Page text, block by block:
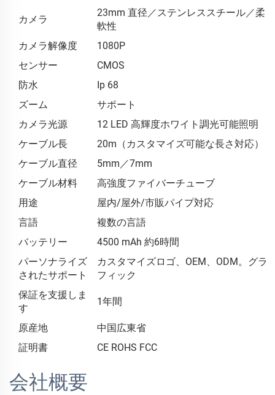
カメラ
23mm 直径／ステンレススチール／柔
軟性
カメラ解像度
1080P
センサー
CMOS
防水
Ip 68
ズーム
サポート
カメラ光源
12 LED 高輝度ホワイト調光可能照明
ケーブル長
20m（カスタマイズ可能な長さ対応）
ケーブル直径
5mm／7mm
ケーブル材料
高強度ファイバーチューブ
用途
屋内/屋外/市販パイプ対応
言語
複数の言語
バッテリー
4500 mAh 約6時間
パーソナライズ
されたサポート
カスタマイズロゴ、OEM、ODM。グラ
フィック
保証を支援しま
す
1年間
原産地
中国広東省
証明書
CE ROHS FCC
会社概要